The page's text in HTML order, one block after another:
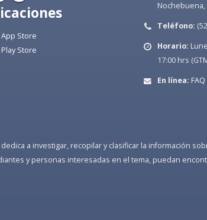
App Store
Play Store
Nochebuena,
Teléfono:
Horario:
17:00 hrs
En línea: FAQ
a investigar, recopilar y clasificar la información
y personas interesadas en el tema, puedan